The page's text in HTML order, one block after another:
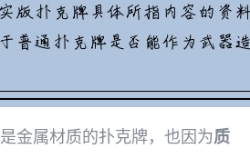
金属材质的扑克牌，也因为质